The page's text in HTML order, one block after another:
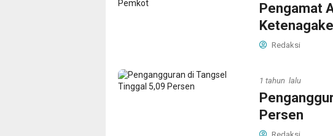
Pengamat
Redaksi
1 tahun lalu
Persen